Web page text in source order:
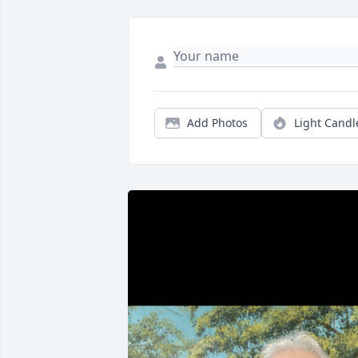
Add Photos Light